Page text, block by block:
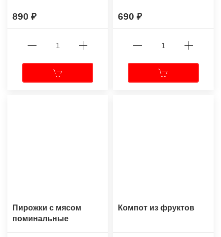
890 690
Пирожки с мясом
поминальные
Компот из фруктов